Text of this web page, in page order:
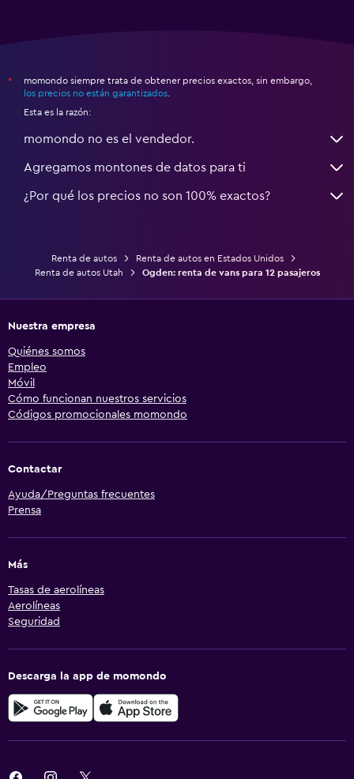
*
momondo siempre trata de obtener precios exactos, sin embargo,
los precios no están garantizados.
Esta es la razón:
momondo no es el vendedor.
Agregamos montones de datos para ti
¿Por qué los precios no son 100% exactos?
Renta de autos
Renta de autos en Estados Unidos
Renta de autos Utah
Ogden: renta de vans para 12 pasajeros
Nuestra empresa
Quiénes somos
Empleo
Móvil
Cómo funcionan nuestros servicios
Códigos promocionales momondo
Contactar
Ayuda/Preguntas frecuentes
Prensa
Más
Tasas de aerolíneas
Aerolíneas
Seguridad
Descarga la app de momondo